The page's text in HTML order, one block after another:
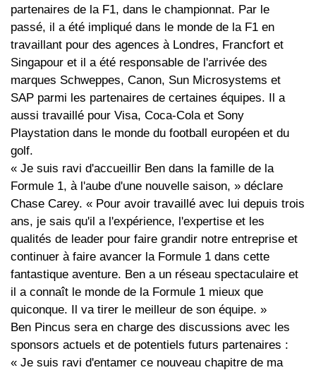
partenaires de la F1, dans le championnat. Par le
passé, il a été impliqué dans le monde de la F1 en
travaillant pour des agences à Londres, Francfort et
Singapour et il a été responsable de l'arrivée des
marques Schweppes, Canon, Sun Microsystems et
SAP parmi les partenaires de certaines équipes. Il a
aussi travaillé pour Visa, Coca-Cola et Sony
Playstation dans le monde du football européen et du
golf.
« Je suis ravi d'accueillir Ben dans la famille de la
Formule 1, à l'aube d'une nouvelle saison, » déclare
Chase Carey. « Pour avoir travaillé avec lui depuis trois
ans, je sais qu'il a l'expérience, l'expertise et les
qualités de leader pour faire grandir notre entreprise et
continuer à faire avancer la Formule 1 dans cette
fantastique aventure. Ben a un réseau spectaculaire et
il a connaît le monde de la Formule 1 mieux que
quiconque. Il va tirer le meilleur de son équipe. »
Ben Pincus sera en charge des discussions avec les
sponsors actuels et de potentiels futurs partenaires :
« Je suis ravi d'entamer ce nouveau chapitre de ma